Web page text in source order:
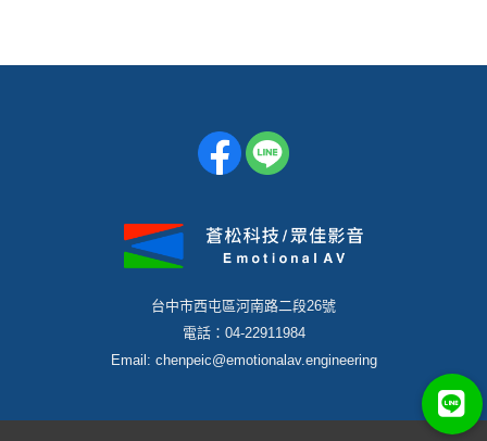
台中市西屯區河南路二段26號
電話：04-22911984
Email: chenpeic@emotionalav.engineering